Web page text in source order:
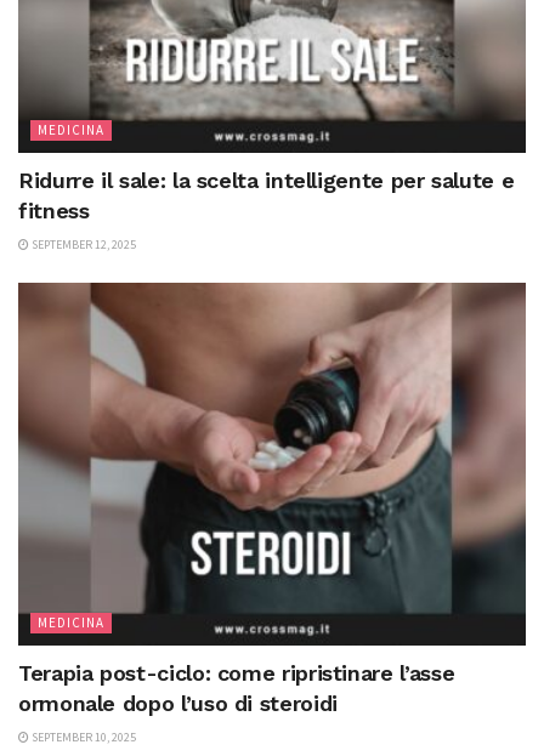
MEDICINA
Ridurre il sale: la scelta intelligente per salute e
fitness
SEPTEMBER 12, 2025
MEDICINA
Terapia post-ciclo: come ripristinare l’asse
ormonale dopo l’uso di steroidi
SEPTEMBER 10, 2025